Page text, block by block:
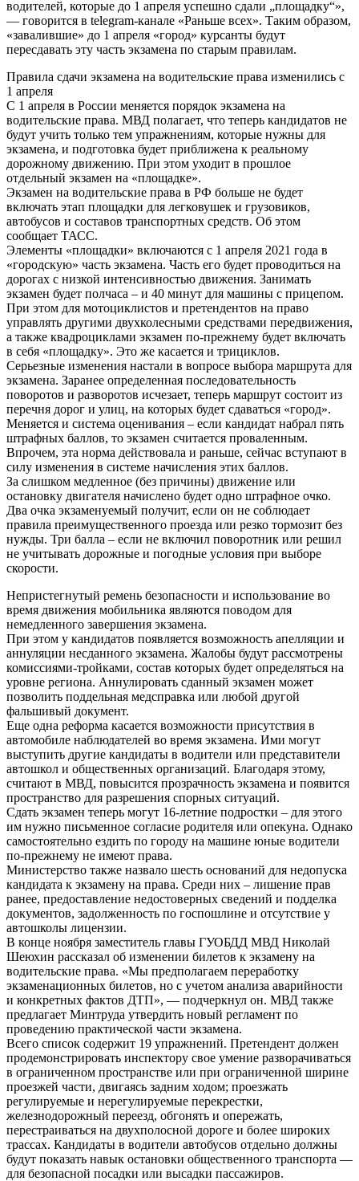
водителей, которые до 1 апреля успешно сдали „площадку“»,
— говорится в telegram-канале «Раньше всех». Таким образом,
«завалившие» до 1 апреля «город» курсанты будут
пересдавать эту часть экзамена по старым правилам.
Правила сдачи экзамена на водительские права изменились с
1 апреля
С 1 апреля в России меняется порядок экзамена на
водительские права. МВД полагает, что теперь кандидатов не
будут учить только тем упражнениям, которые нужны для
экзамена, и подготовка будет приближена к реальному
дорожному движению. При этом уходит в прошлое
отдельный экзамен на «площадке».
Экзамен на водительские права в РФ больше не будет
включать этап площадки для легковушек и грузовиков,
автобусов и составов транспортных средств. Об этом
сообщает ТАСС.
Элементы «площадки» включаются с 1 апреля 2021 года в
«городскую» часть экзамена. Часть его будет проводиться на
дорогах с низкой интенсивностью движения. Занимать
экзамен будет полчаса – и 40 минут для машины с прицепом.
При этом для мотоциклистов и претендентов на право
управлять другими двухколесными средствами передвижения,
а также квадроциклами экзамен по-прежнему будет включать
в себя «площадку». Это же касается и трициклов.
Серьезные изменения настали в вопросе выбора маршрута для
экзамена. Заранее определенная последовательность
поворотов и разворотов исчезает, теперь маршрут состоит из
перечня дорог и улиц, на которых будет сдаваться «город».
Меняется и система оценивания – если кандидат набрал пять
штрафных баллов, то экзамен считается проваленным.
Впрочем, эта норма действовала и раньше, сейчас вступают в
силу изменения в системе начисления этих баллов.
За слишком медленное (без причины) движение или
остановку двигателя начислено будет одно штрафное очко.
Два очка экзаменуемый получит, если он не соблюдает
правила преимущественного проезда или резко тормозит без
нужды. Три балла – если не включил поворотник или решил
не учитывать дорожные и погодные условия при выборе
скорости.
Непристегнутый ремень безопасности и использование во
время движения мобильника являются поводом для
немедленного завершения экзамена.
При этом у кандидатов появляется возможность апелляции и
аннуляции несданного экзамена. Жалобы будут рассмотрены
комиссиями-тройками, состав которых будет определяться на
уровне региона. Аннулировать сданный экзамен может
позволить поддельная медсправка или любой другой
фальшивый документ.
Еще одна реформа касается возможности присутствия в
автомобиле наблюдателей во время экзамена. Ими могут
выступить другие кандидаты в водители или представители
автошкол и общественных организаций. Благодаря этому,
считают в МВД, повысится прозрачность экзамена и появится
пространство для разрешения спорных ситуаций.
Сдать экзамен теперь могут 16-летние подростки – для этого
им нужно письменное согласие родителя или опекуна. Однако
самостоятельно ездить по городу на машине юные водители
по-прежнему не имеют права.
Министерство также назвало шесть оснований для недопуска
кандидата к экзамену на права. Среди них – лишение прав
ранее, предоставление недостоверных сведений и подделка
документов, задолженность по госпошлине и отсутствие у
автошколы лицензии.
В конце ноября заместитель главы ГУОБДД МВД Николай
Шеюхин рассказал об изменении билетов к экзамену на
водительские права. «Мы предполагаем переработку
экзаменационных билетов, но с учетом анализа аварийности
и конкретных фактов ДТП», — подчеркнул он. МВД также
предлагает Минтруда утвердить новый регламент по
проведению практической части экзамена.
Всего список содержит 19 упражнений. Претендент должен
продемонстрировать инспектору свое умение разворачиваться
в ограниченном пространстве или при ограниченной ширине
проезжей части, двигаясь задним ходом; проезжать
регулируемые и нерегулируемые перекрестки,
железнодорожный переезд, обгонять и опережать,
перестраиваться на двухполосной дороге и более широких
трассах. Кандидаты в водители автобусов отдельно должны
будут показать навык остановки общественного транспорта —
для безопасной посадки или высадки пассажиров.